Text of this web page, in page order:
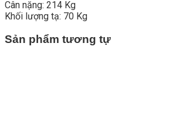
Cân nặng: 214 Kg
Khối lượng tạ: 70 Kg
Sản phẩm tương tự